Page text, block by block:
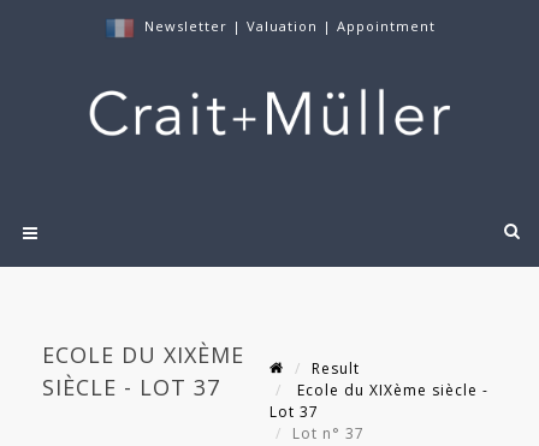
Newsletter | Valuation | Appointment
ECOLE DU XIXÈME
SIÈCLE - LOT 37
Result
Ecole du XIXème siècle -
Lot 37
Lot n° 37